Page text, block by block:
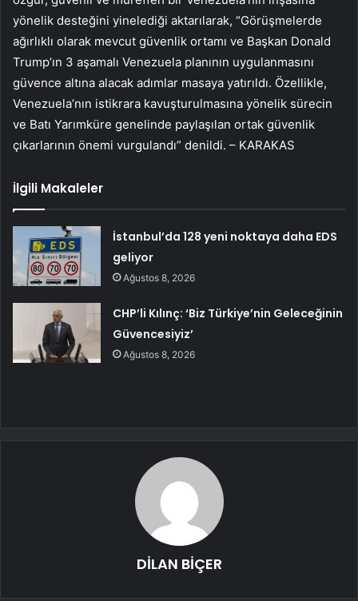
yönelik desteğini yinelediği aktarılarak, “Görüşmelerde
ağırlıklı olarak mevcut güvenlik ortamı ve Başkan Donald
Trump’ın 3 aşamalı Venezuela planının uygulanmasını
güvence altına alacak adımlar masaya yatırıldı. Özellikle,
Venezuela’nın istikrara kavuşturulmasına yönelik sürecin
ve Batı Yarımküre genelinde paylaşılan ortak güvenlik
çıkarlarının önemi vurgulandı” denildi. – KARAKAS
İlgili Makaleler
İstanbul’da 128 yeni noktaya daha EDS
geliyor
Ağustos 8, 2026
CHP’li Kılınç: ‘Biz Türkiye’nin Geleceğinin
Güvencesiyiz’
Ağustos 8, 2026
DİLAN BİÇER